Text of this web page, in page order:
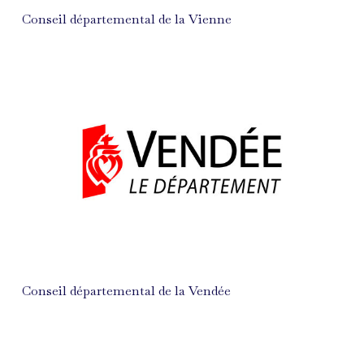
Conseil départemental de la Vienne
Conseil départemental de la Vendée